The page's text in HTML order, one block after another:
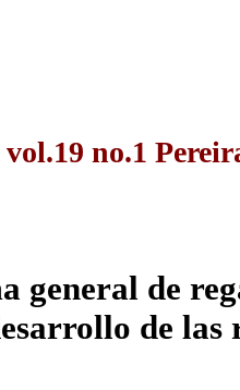
no.1
general de
de las